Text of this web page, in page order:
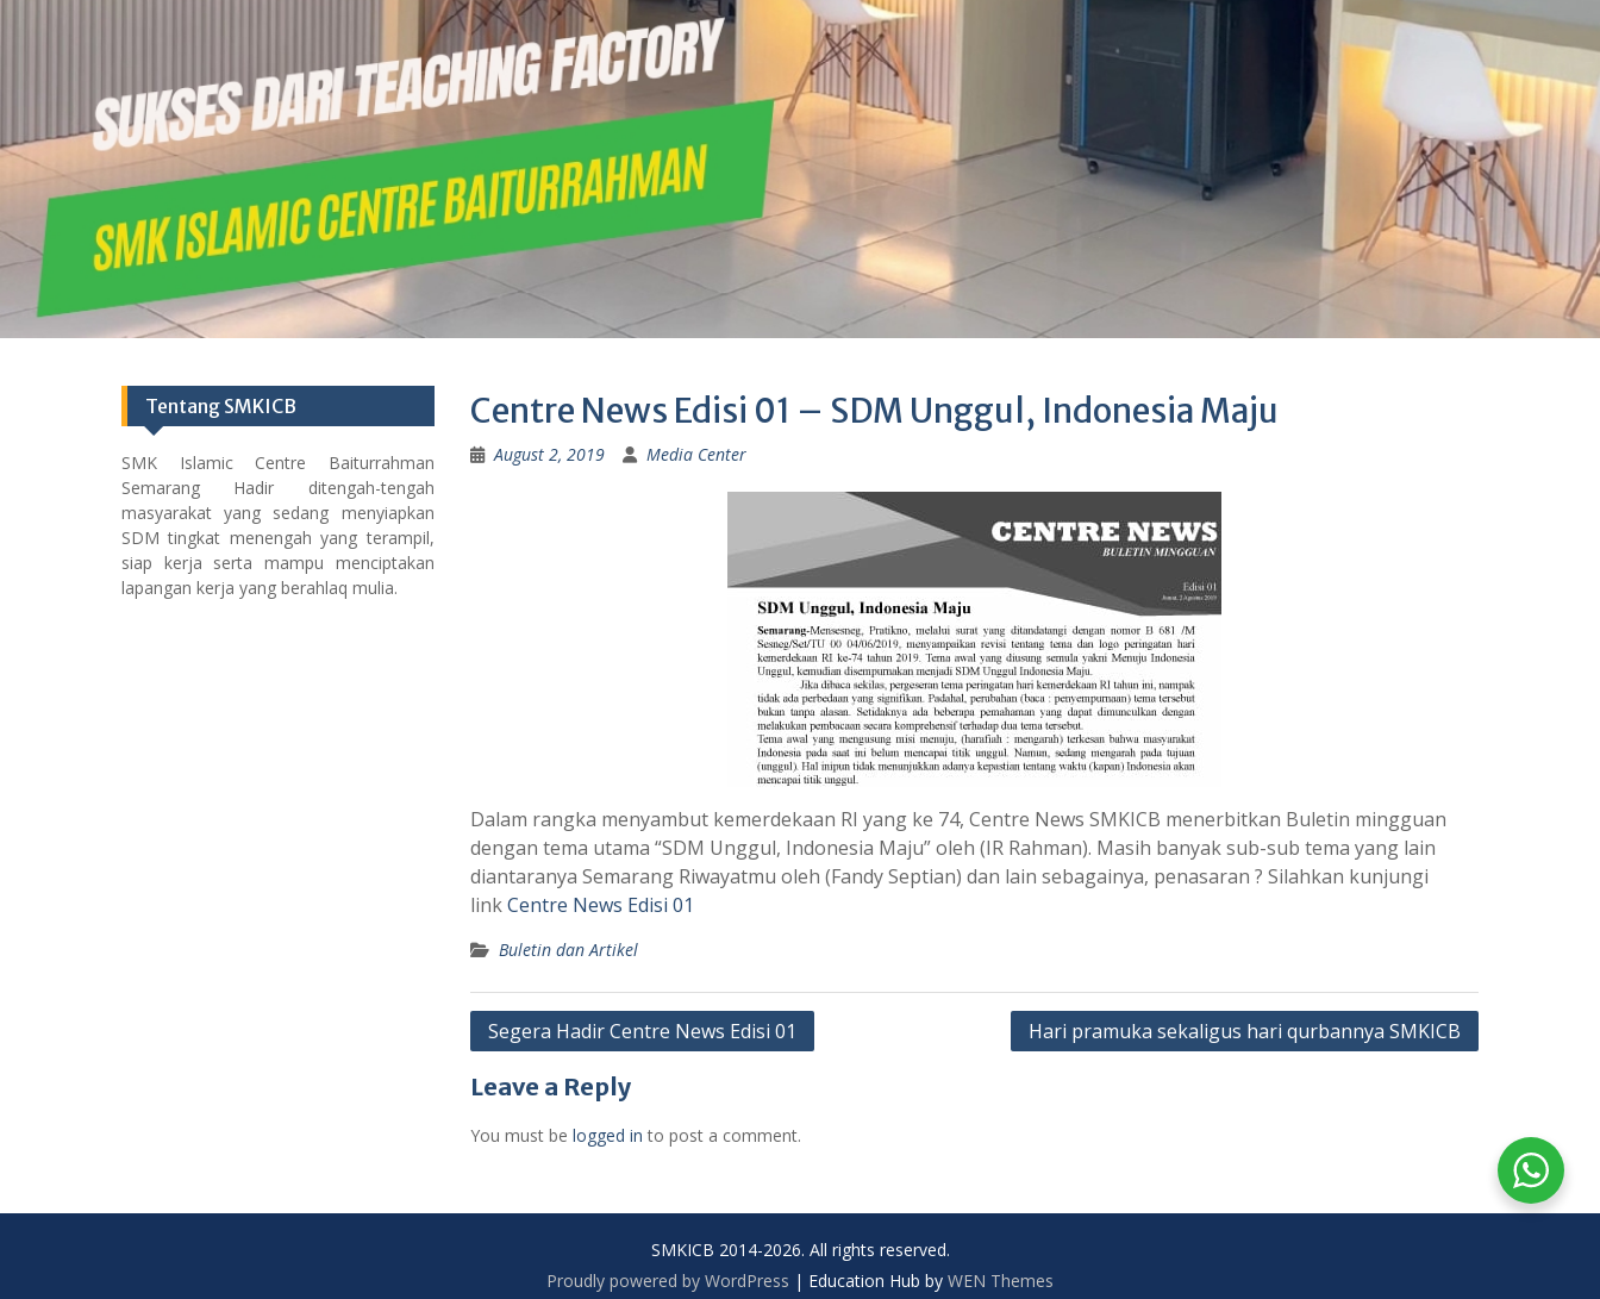
Centre News Edisi 01 – SDM Unggul, Indonesia Maju
August 2, 2019 Media Center
Dalam rangka menyambut kemerdekaan RI yang ke 74, Centre News SMKICB menerbitkan Buletin mingguan
dengan tema utama “SDM Unggul, Indonesia Maju” oleh (IR Rahman). Masih banyak sub-sub tema yang lain
diantaranya Semarang Riwayatmu oleh (Fandy Septian) dan lain sebagainya, penasaran ? Silahkan kunjungi
linkCentre News Edisi 01
Buletin dan Artikel
Post
Segera Hadir Centre News Edisi 01 Hari pramuka sekaligus hari qurbannya SMKICB
Leave a Reply
You must be logged in to post a comment.
Tentang SMKICB
SMK Islamic Centre Baiturrahman
Semarang Hadir ditengah-tengah
masyarakat yang sedang menyiapkan
SDM tingkat menengah yang terampil,
siap kerja serta mampu menciptakan
lapangan kerja yang berahlaq mulia.
SMKICB 2014-2026. All rights reserved.
Proudly powered by WordPress | Education Hub by WEN Themes